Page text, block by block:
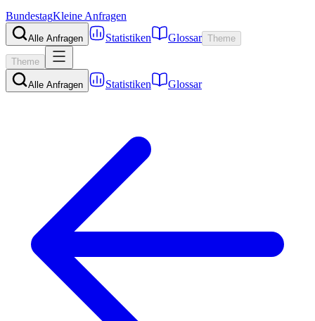
BundestagKleine Anfragen
Alle Anfragen Statistiken Glossar Theme
Theme
Alle Anfragen Statistiken Glossar